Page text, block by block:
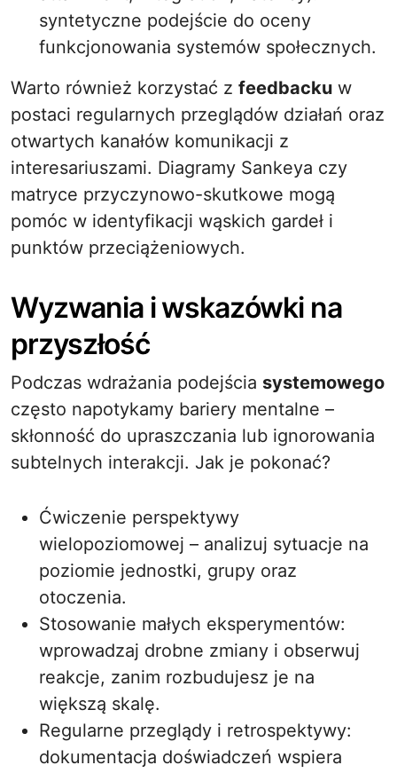
syntetyczne podejście do oceny
funkcjonowania systemów społecznych.
Warto również korzystać z feedbacku w
postaci regularnych przeglądów działań oraz
otwartych kanałów komunikacji z
interesariuszami. Diagramy Sankeya czy
matryce przyczynowo-skutkowe mogą
pomóc w identyfikacji wąskich gardeł i
punktów przeciążeniowych.
Wyzwania i wskazówki na
przyszłość
Podczas wdrażania podejścia systemowego
często napotykamy bariery mentalne –
skłonność do upraszczania lub ignorowania
subtelnych interakcji. Jak je pokonać?
Ćwiczenie perspektywy
wielopoziomowej – analizuj sytuacje na
poziomie jednostki, grupy oraz
otoczenia.
Stosowanie małych eksperymentów:
wprowadzaj drobne zmiany i obserwuj
reakcje, zanim rozbudujesz je na
większą skalę.
Regularne przeglądy i retrospektywy:
dokumentacja doświadczeń wspiera